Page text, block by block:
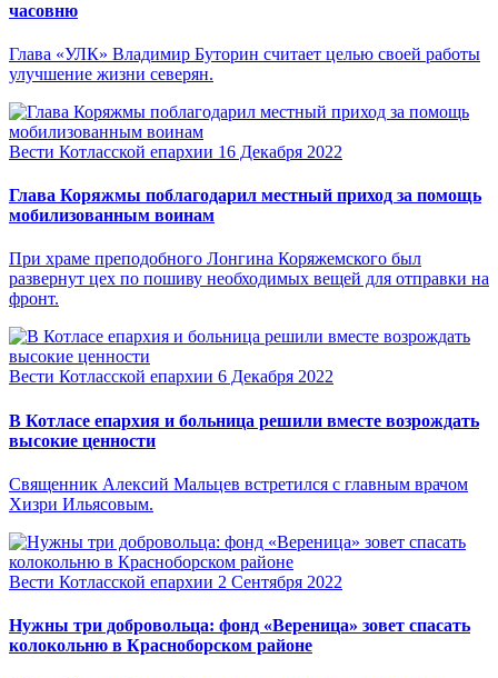
часовню
Глава «УЛК» Владимир Буторин считает целью своей работы
улучшение жизни северян.
Вести Котласской епархии 16 Декабря 2022
Глава Коряжмы поблагодарил местный приход за помощь
мобилизованным воинам
При храме преподобного Лонгина Коряжемского был
развернут цех по пошиву необходимых вещей для отправки на
фронт.
Вести Котласской епархии 6 Декабря 2022
В Котласе епархия и больница решили вместе возрождать
высокие ценности
Священник Алексий Мальцев встретился с главным врачом
Хизри Ильясовым.
Вести Котласской епархии 2 Сентября 2022
Нужны три добровольца: фонд «Вереница» зовет спасать
колокольню в Красноборском районе